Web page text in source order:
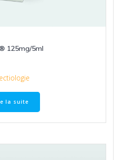
125mg/5ml
la suite